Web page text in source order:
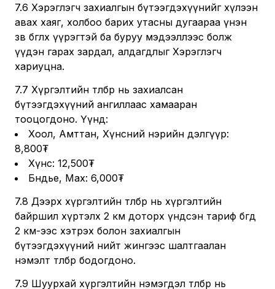
7.6 Хэрэглэгч захиалгын бүтээгдэхүүнийг хүлээн
авах хаяг, холбоо барих утасны дугаараа үнэн
зөв бөглөх үүрэгтэй ба буруу мэдээллээс болж
үүдэн гарах зардал, алдагдлыг Хэрэглэгч
хариуцна.
7.7 Хүргэлтийн төлбөр нь захиалсан
бүтээгдэхүүний ангиллаас хамааран
тооцогдоно. Үүнд:
Хоол, Амттан, Хүнсний нэрийн дэлгүүр:
8,800₮
Хүнс: 12,500₮
Бөөндье, Мах: 6,000₮
7.8 Дээрх хүргэлтийн төлбөр нь хүргэлтийн
байршил хүртэлх 2 км доторх үндсэн тариф бөгөөд
2 км-ээс хэтрэх болон захиалгын
бүтээгдэхүүний нийт жингээс шалтгаалан
нэмэлт төлбөр бодогдоно.
7.9 Шуурхай хүргэлтийн нэмэгдэл төлбөр нь